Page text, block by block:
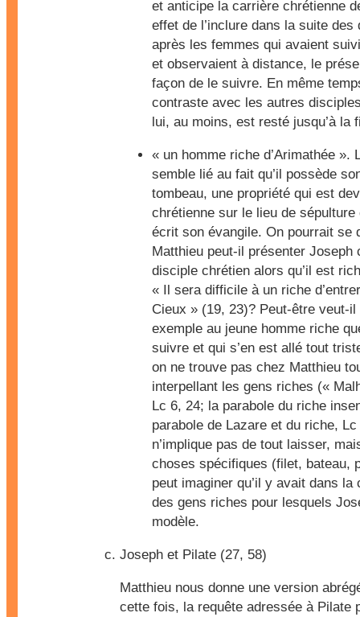
et anticipe la carrière chrétienne
effet de l’inclure dans la suite
après les femmes qui avaient
et observaient à distance, le
façon de le suivre. En même
contraste avec les autres
lui, au moins, est resté jusqu’à la
« un homme riche d’Arimathée ».
semble lié au fait qu’il possède
tombeau, une propriété qui est
chrétienne sur le lieu de
écrit son évangile. On pourrait se
Matthieu peut-il présenter Joseph
disciple chrétien alors qu’il est
« Il sera difficile à un riche
Cieux » (19, 23)? Peut-être veut-
exemple au jeune homme riche
suivre et qui s’en est allé tout
on ne trouve pas chez Matthieu
interpellant les gens riches («
Lc 6, 24; la parabole du riche
parabole de Lazare et du riche,
n’implique pas de tout laisser,
choses spécifiques (filet, bateau,
peut imaginer qu’il y avait dans
des gens riches pour lesquels
modèle.
Joseph et Pilate (27, 58)
Matthieu nous donne une version
cette fois, la requête adressée à Pilate